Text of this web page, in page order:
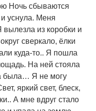
Ночь сбываются
уснула. Меня
вылезла из коробки и
сверкало, ёлки
куда-то.. Я пошла
На ней стояла
была… Я не могу
яркий свет, блеск,
А мне вдруг стало